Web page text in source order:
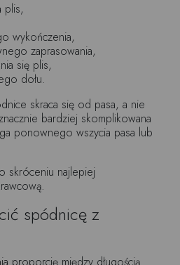
plis,
wykończenia,
zaprasowania,
się plis,
dołu.
skraca się od pasa, a nie
bardziej skomplikowana
ponownego wszycia pasa lub
skróceniu najlepiej
spódnicę z